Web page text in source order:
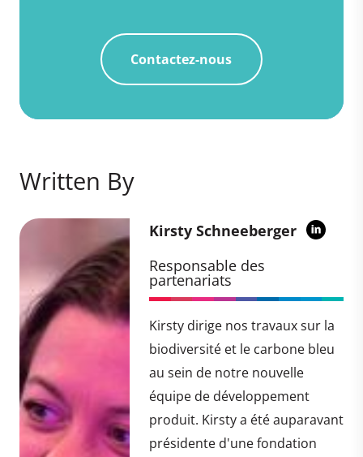
Contactez-nous
Written By
Kirsty Schneeberger
Responsable des
partenariats
Kirsty dirige nos travaux sur la
biodiversité et le carbone bleu
au sein de notre nouvelle
équipe de développement
produit. Kirsty a été auparavant
présidente d'une fondation